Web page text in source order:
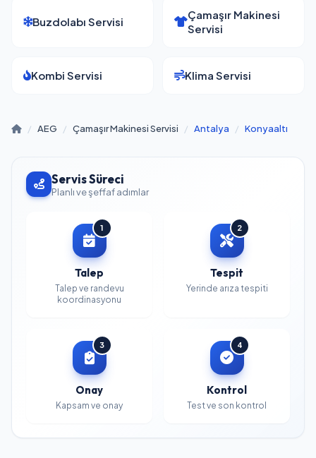
Buzdolabı Servisi
Çamaşır Makinesi
Servisi
Kombi Servisi Klima Servisi
/ AEG / Çamaşır Makinesi Servisi / Antalya / Konyaaltı
Servis Süreci
Planlı ve şeffaf adımlar
1
Talep
Talep ve randevu
koordinasyonu
2
Tespit
Yerinde arıza tespiti
3
Onay
Kapsam ve onay
4
Kontrol
Test ve son kontrol